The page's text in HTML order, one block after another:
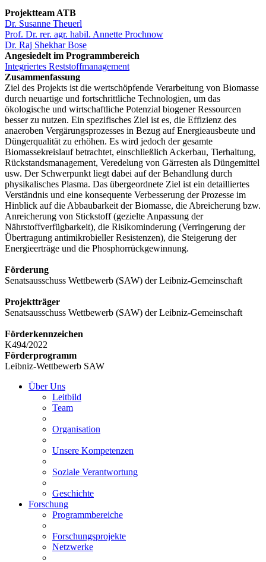
Projektteam ATB
Dr. Susanne Theuerl
Prof. Dr. rer. agr. habil. Annette Prochnow
Dr. Raj Shekhar Bose
Angesiedelt im Programmbereich
Integriertes Reststoffmanagement
Zusammenfassung
Ziel des Projekts ist die wertschöpfende Verarbeitung von Biomasse
durch neuartige und fortschrittliche Technologien, um das
ökologische und wirtschaftliche Potenzial biogener Ressourcen
besser zu nutzen. Ein spezifisches Ziel ist es, die Effizienz des
anaeroben Vergärungsprozesses in Bezug auf Energieausbeute und
Düngerqualität zu erhöhen. Es wird jedoch der gesamte
Biomassekreislauf betrachtet, einschließlich Ackerbau, Tierhaltung,
Rückstandsmanagement, Veredelung von Gärresten als Düngemittel
usw. Der Schwerpunkt liegt dabei auf der Behandlung durch
physikalisches Plasma. Das übergeordnete Ziel ist ein detailliertes
Verständnis und eine konsequente Verbesserung der Prozesse im
Hinblick auf die Abbaubarkeit der Biomasse, die Abreicherung bzw.
Anreicherung von Stickstoff (gezielte Anpassung der
Nährstoffverfügbarkeit), die Risikominderung (Verringerung der
Übertragung antimikrobieller Resistenzen), die Steigerung der
Energieerträge und die Phosphorrückgewinnung.
Förderung
Senatsausschuss Wettbewerb (SAW) der Leibniz-Gemeinschaft
Projektträger
Senatsausschuss Wettbewerb (SAW) der Leibniz-Gemeinschaft
Förderkennzeichen
K494/2022
Förderprogramm
Leibniz-Wettbewerb SAW
Über Uns
Leitbild
Team
Organisation
Unsere Kompetenzen
Soziale Verantwortung
Geschichte
Forschung
Programmbereiche
Forschungsprojekte
Netzwerke